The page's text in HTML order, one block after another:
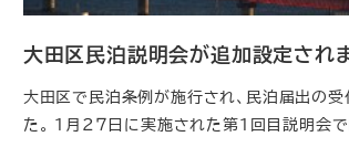
大田区民泊説明会が追加設定され
大田区で民泊条例が施行され、民泊届出の受
た。 １月２７日に実施された第１回目説明会